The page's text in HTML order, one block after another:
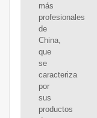
más
profesionales
de
China,
que
se
caracteriza
por
sus
productos